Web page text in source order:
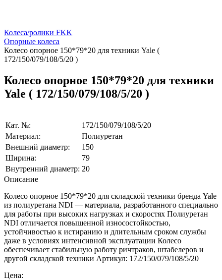
Колеса/ролики FKK
Опорные колеса
Колесо опорное 150*79*20 для техники Yale (
172/150/079/108/5/20 )
Колесо опорное 150*79*20 для техники
Yale ( 172/150/079/108/5/20 )
Кат. №:
172/150/079/108/5/20
Материал:
Полиуретан
Внешний диаметр:
150
Ширина:
79
Внутренний диаметр: 20
Описание
Колесо опорное 150*79*20 для складской техники бренда Yale
из полиуретана NDI — материала, разработанного специально
для работы при высоких нагрузках и скоростях Полиуретан
NDI отличается повышенной износостойкостью,
устойчивостью к истиранию и длительным сроком службы
даже в условиях интенсивной эксплуатации Колесо
обеспечивает стабильную работу ричтраков, штабелеров и
другой складской техники Артикул: 172/150/079/108/5/20
Цена: